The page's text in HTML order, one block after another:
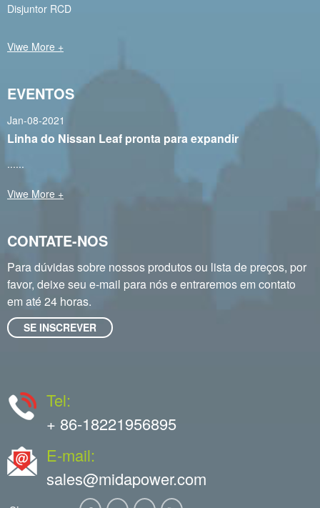
Disjuntor RCD
Viwe More +
EVENTOS
Jan-08-2021
Linha do Nissan Leaf pronta para expandir
......
Viwe More +
CONTATE-NOS
Para dúvidas sobre nossos produtos ou lista de preços, por
favor, deixe seu e-mail para nós e entraremos em contato
em até 24 horas.
SE INSCREVER
Tel:
+ 86-18221956895
E-mail:
sales@midapower.com